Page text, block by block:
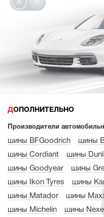
ДОПОЛНИТЕЛЬНО
Производители
шины BFGoodrich шины
шины Cordiant
шины
шины Goodyear
шины
шины Ikon Tyres
шины
шины Matador
шины
шины Michelin
шины